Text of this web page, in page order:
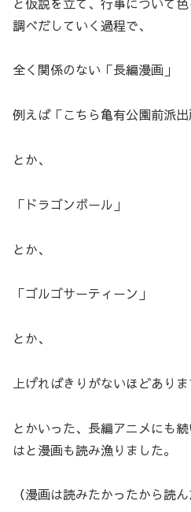
調べだしていく過程で、
全く関係のない「長編漫画」
例えば「こちら亀有公園前派出
とか、
「ドラゴンボール」
とか、
「ゴルゴサーティーン」
とか、
上げればきりがないほどありま
とかいった、長編アニメにも
はと漫画も読み漁りました。
（漫画は読みたかったから読